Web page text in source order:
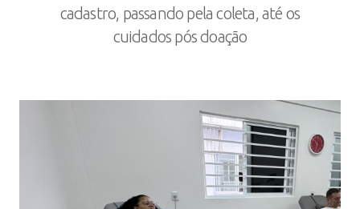
cadastro, passando pela coleta, até os
cuidados pós doação